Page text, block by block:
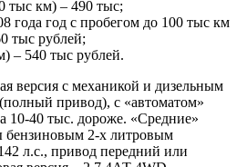
тыс км) – 490 тыс;
года год с пробегом до 100 тыс км
тыс рублей;
– 540 тыс рублей.
версия с механикой и дизельным
привод), с «автоматом»
10-40 тыс. дороже. «Средние»
бензиновым 2-х литровым
л.с., привод передний или